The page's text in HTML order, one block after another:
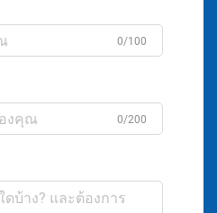
0/100
0/200